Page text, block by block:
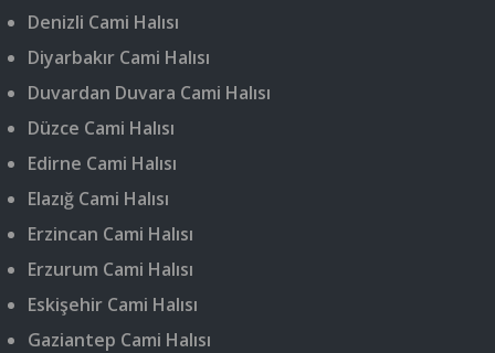
Denizli Cami Halısı
Diyarbakır Cami Halısı
Duvardan Duvara Cami Halısı
Düzce Cami Halısı
Edirne Cami Halısı
Elazığ Cami Halısı
Erzincan Cami Halısı
Erzurum Cami Halısı
Eskişehir Cami Halısı
Gaziantep Cami Halısı